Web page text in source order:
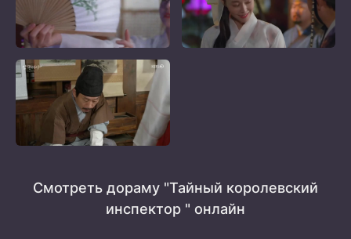
Смотреть дораму "Тайный королевский
инспектор " онлайн